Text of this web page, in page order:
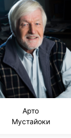
Арто
Мустайоки